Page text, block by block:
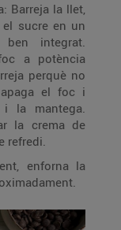
Barreja la llet,
sucre en un
integrat.
a potència
perquè no
el foc i
i la mantega.
la crema de
refredi.
enforna la